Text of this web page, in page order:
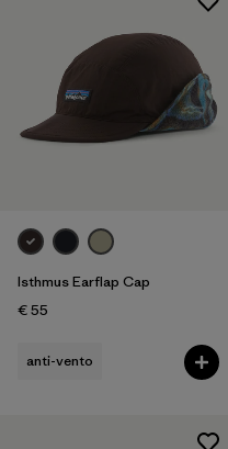
Isthmus Earflap Cap
€ 55
anti-vento